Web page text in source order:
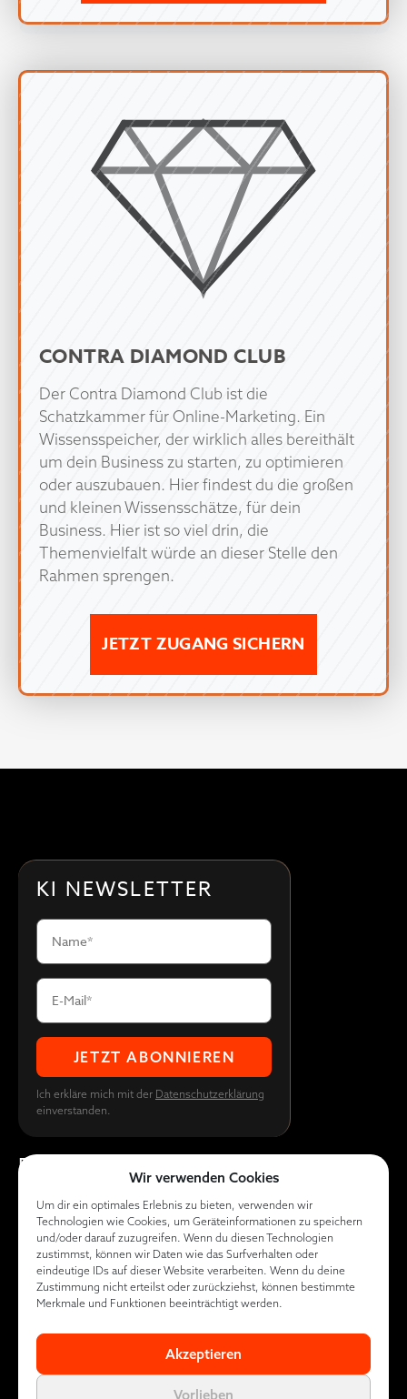
Wir verwenden Cookies
Um dir ein optimales Erlebnis zu bieten, verwenden wir
Technologien wie Cookies, um Geräteinformationen zu speichern
und/oder darauf zuzugreifen. Wenn du diesen Technologien
zustimmst, können wir Daten wie das Surfverhalten oder
eindeutige IDs auf dieser Website verarbeiten. Wenn du deine
Zustimmung nicht erteilst oder zurückziehst, können bestimmte
Merkmale und Funktionen beeinträchtigt werden.
Akzeptieren
Vorlieben
CONTRA DIAMOND CLUB
Der Contra Diamond Club ist die
Schatzkammer für Online-Marketing. Ein
Wissensspeicher, der wirklich alles bereithält
um dein Business zu starten, zu optimieren
oder auszubauen. Hier findest du die großen
und kleinen Wissensschätze, für dein
Business. Hier ist so viel drin, die
Themenvielfalt würde an dieser Stelle den
Rahmen sprengen.
JETZT ZUGANG SICHERN
EVENT
Aussteller
werden
Partner
werden
ÜBER UNS
Kontakt
Das Team
Guide
Conversion
Boosting
Report
Diamond Club
© Contra made by Datenschutz|Impressum
KI NEWSLETTER
Ich erkläre mich mit der Datenschutzerklärung
einverstanden.